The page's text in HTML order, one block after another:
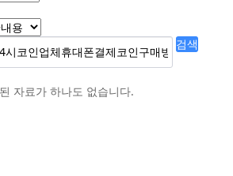
검색
자료가 하나도 없습니다.